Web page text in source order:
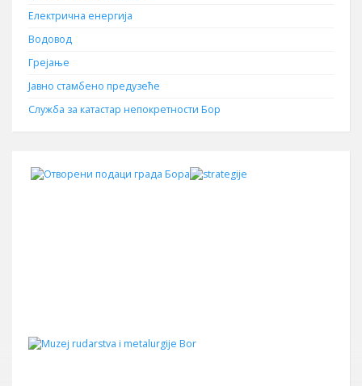
Електрична енергија
Водовод
Грејање
Јавно стамбено предузеће
Служба за катастар непокретности Бор